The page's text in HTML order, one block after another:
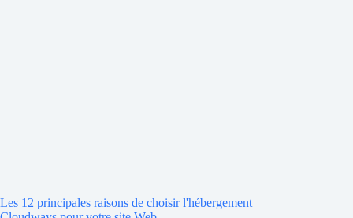
Les 12 principales raisons de choisir l'hébergement